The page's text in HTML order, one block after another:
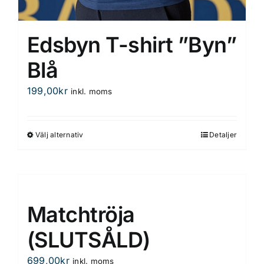
Edsbyn T-shirt ”Byn”
Blå
199,00kr inkl. moms
Välj alternativDen
varianter.
De
olika
Detaljer
Matchtröja
(SLUTSÅLD)
699,00kr inkl. moms